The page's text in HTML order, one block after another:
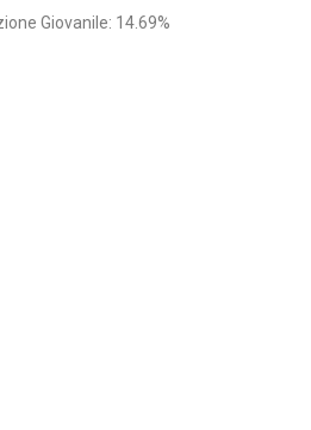
Giovanile: 14.69%